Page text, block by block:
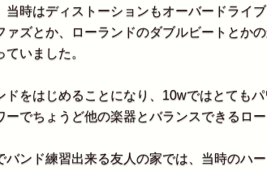
時はディストーションもオーバードライブ
ァズとか、ローランドのダブルビートとか
いました。
をはじめることになり、10wではとても
ーでちょうど他の楽器とバランスできるロ
ンド練習出来る友人の家では、当時のハ